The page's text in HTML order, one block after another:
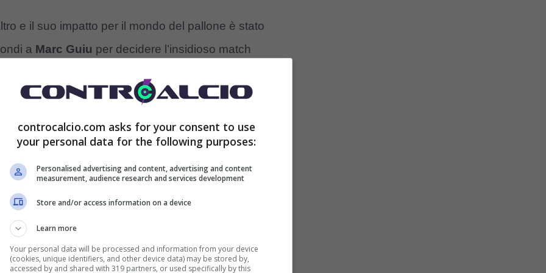
e il suo impatto per il mondo del pallone è stato
a Marc Guiu per decidere l’insidioso match
di uno a zero in favore del
ha ancora compiuto diciotto anni, ma fa parlare
di gioco quando ormai la partita stava
difensiva della squadra di
alla qualità offensiva catalani, un po’ a ruote
il suo asso nella manica e se l’è giocato sul più
sfruttare le poche occasioni che avrebbe avuto.
novero dei migliori talenti della sua generazione e
di lui.
controcalcio.com asks for your consent to use
your personal data for the following purposes:
Personalised advertising and content, advertising and content
measurement, audience research and services development
Store and/or access information on a device
Learn more
Your personal data will be processed and information from your device
(cookies, unique identifiers, and other device data) may be stored by,
accessed by and shared with 319 partners, or used specifically by this